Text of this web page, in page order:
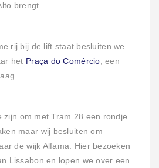
brengt.
rij bij de lift staat besluiten we
het Praça do Comércio , een
zijn om met Tram 28 een rondje
maar wij besluiten om
de wijk Alfama. Hier bezoeken
Lissabon en lopen we over een